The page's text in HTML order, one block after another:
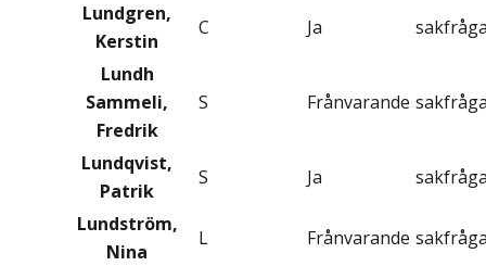
Lundgren,
Kerstin
C Ja
Lundh
Sammeli,
Fredrik
S Frånvarande
Lundqvist,
Patrik
S Ja
Lundström,
Nina
L Frånvarande